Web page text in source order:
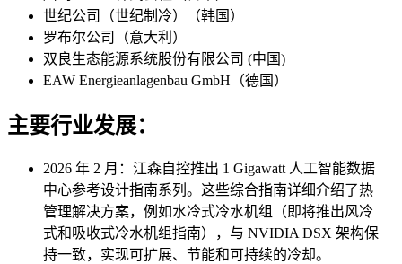
世纪公司（世纪制冷）（韩国）
罗布尔公司（意大利）
双良生态能源系统股份有限公司 (中国)
EAW Energieanlagenbau GmbH（德国）
主要行业发展：
2026 年 2 月：江森自控推出 1 Gigawatt 人工智能数据
中心参考设计指南系列。这些综合指南详细介绍了热
管理解决方案，例如水冷式冷水机组（即将推出风冷
式和吸收式冷水机组指南），与 NVIDIA DSX 架构保
持一致，实现可扩展、节能和可持续的冷却。